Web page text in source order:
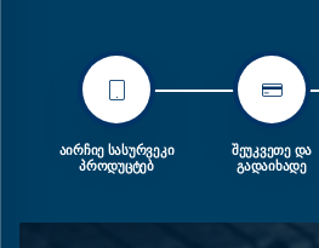
ᲐᲘᲠᲩᲘᲔ ᲡᲐᲡᲣᲠᲕᲔᲙᲘ
ᲞᲠᲝᲓᲣᲪᲢᲔᲑ
ᲨᲔᲣᲙᲕᲔᲗᲔ ᲓᲐ
ᲒᲐᲓᲐᲘᲮᲐᲓᲔ